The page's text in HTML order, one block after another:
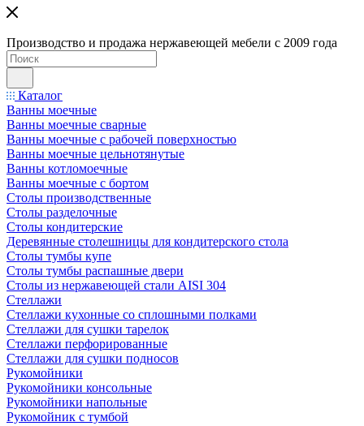
Производство и продажа нержавеющей мебели с 2009 года
Каталог
Ванны моечные
Ванны моечные сварные
Ванны моечные с рабочей поверхностью
Ванны моечные цельнотянутые
Ванны котломоечные
Ванны моечные с бортом
Столы производственные
Столы разделочные
Столы кондитерские
Деревянные столешницы для кондитерского стола
Столы тумбы купе
Столы тумбы распашные двери
Столы из нержавеющей стали AISI 304
Стеллажи
Стеллажи кухонные со сплошными полками
Стеллажи для сушки тарелок
Стеллажи перфорированные
Стеллажи для сушки подносов
Рукомойники
Рукомойники консольные
Рукомойники напольные
Рукомойник с тумбой